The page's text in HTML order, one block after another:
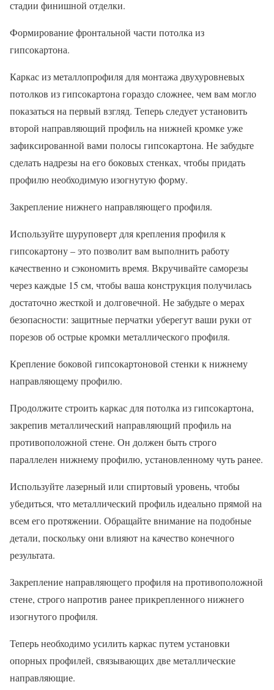
стадии финишной отделки.
Формирование фронтальной части потолка из
гипсокартона.
Каркас из металлопрофиля для монтажа двухуровневых
потолков из гипсокартона гораздо сложнее, чем вам могло
показаться на первый взгляд. Теперь следует установить
второй направляющий профиль на нижней кромке уже
зафиксированной вами полосы гипсокартона. Не забудьте
сделать надрезы на его боковых стенках, чтобы придать
профилю необходимую изогнутую форму.
Закрепление нижнего направляющего профиля.
Используйте шуруповерт для крепления профиля к
гипсокартону – это позволит вам выполнить работу
качественно и сэкономить время. Вкручивайте саморезы
через каждые 15 см, чтобы ваша конструкция получилась
достаточно жесткой и долговечной. Не забудьте о мерах
безопасности: защитные перчатки уберегут ваши руки от
порезов об острые кромки металлического профиля.
Крепление боковой гипсокартоновой стенки к нижнему
направляющему профилю.
Продолжите строить каркас для потолка из гипсокартона,
закрепив металлический направляющий профиль на
противоположной стене. Он должен быть строго
параллелен нижнему профилю, установленному чуть ранее.
Используйте лазерный или спиртовый уровень, чтобы
убедиться, что металлический профиль идеально прямой на
всем его протяжении. Обращайте внимание на подобные
детали, поскольку они влияют на качество конечного
результата.
Закрепление направляющего профиля на противоположной
стене, строго напротив ранее прикрепленного нижнего
изогнутого профиля.
Теперь необходимо усилить каркас путем установки
опорных профилей, связывающих две металлические
направляющие.